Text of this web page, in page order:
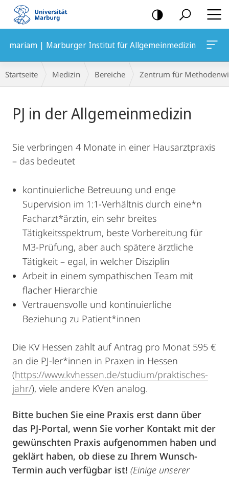
Mobile-
Navigation
mariam | Marburger Institut für Allgemeinmedizin
Breadcrumb-
Navigation
Startseite Medizin Bereiche Zentrum für
PJ in der Allgemeinmedizin
Sie verbringen 4 Monate in einer Hausarztpraxis
– das bedeutet
kontinuierliche Betreuung und enge
Supervision im 1:1-Verhältnis durch eine*n
Facharzt*ärztin, ein sehr breites
Tätigkeitsspektrum, beste Vorbereitung für
M3-Prüfung, aber auch spätere ärztliche
Tätigkeit – egal, in welcher Disziplin
Arbeit in einem sympathischen Team mit
flacher Hierarchie
Vertrauensvolle und kontinuierliche
Beziehung zu Patient*innen
Die KV Hessen zahlt auf Antrag pro Monat 595 €
an die PJ-ler*innen in Praxen in Hessen
(https://www.kvhessen.de/studium/praktisches-
jahr/), viele andere KVen analog.
Bitte buchen Sie eine Praxis erst dann über
das PJ-Portal, wenn Sie vorher Kontakt mit der
gewünschten Praxis aufgenommen haben und
geklärt haben, ob diese zu Ihrem Wunsch-
Termin auch verfügbar ist! (Einige unserer